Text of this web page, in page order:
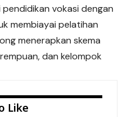
vokasi dengan
membiayai pelatihan
menerapkan skema
dan kelompok
Like